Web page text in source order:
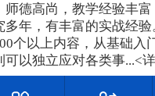
师德高尚，教学经验丰
多年，有丰富的实战经
个以上内容，从基础入
以独立应对各类事...<